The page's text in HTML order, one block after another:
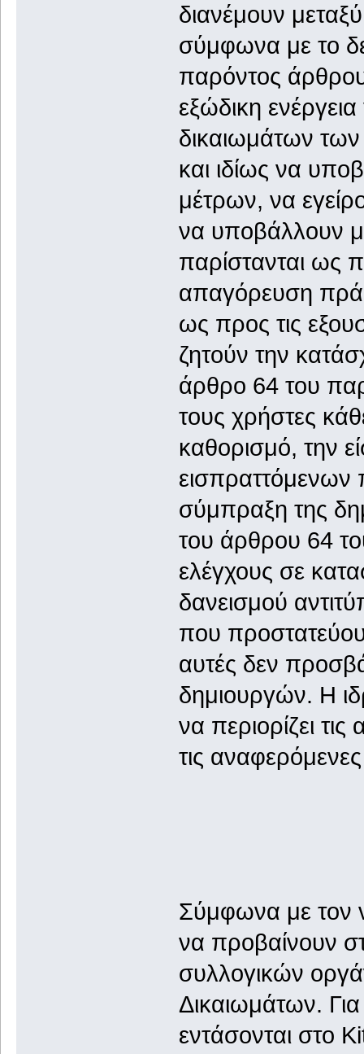
διανέμουν
σύμφωνα με το
παρόντος
εξώδικη
δικαιωμάτων
και ιδίως να
μέτρων, να
να υποβάλλουν
παρίστανται ως
απαγόρευση
ως προς τις
ζητούν την
άρθρο 64 του
τους χρήστες
καθορισμό, την
σύμπραξη της
του άρθρου 64
ελέγχους σε
δανεισμού
που
αυτές δεν
δημιουργών. Η
να περιορίζει
τις
Σύμφωνα με τον
να προβαίνουν
συλλογικών
Δικαιωμάτων.
εντάσονται στο